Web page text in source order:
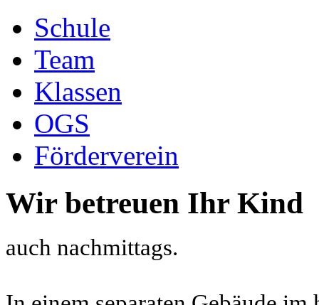
Schule
Team
Klassen
OGS
Förderverein
Wir betreuen Ihr Kind
auch nachmittags.